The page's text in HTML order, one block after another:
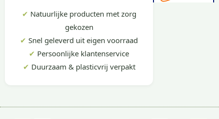
✔ Natuurlijke producten met zorg
gekozen
✔ Snel geleverd uit eigen voorraad
✔ Persoonlijke klantenservice
✔ Duurzaam & plasticvrij verpakt